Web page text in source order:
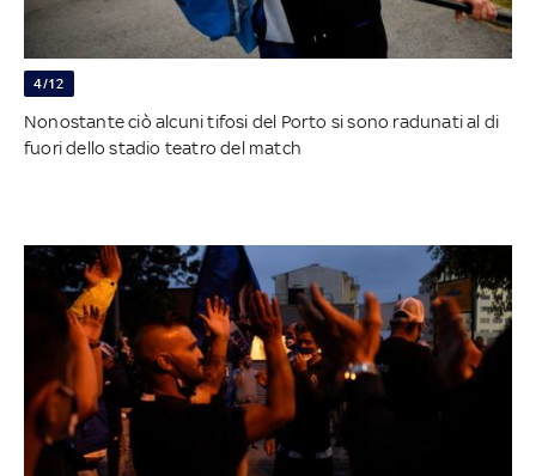
4/12
Nonostante ciò alcuni tifosi del Porto si sono radunati al di
fuori dello stadio teatro del match